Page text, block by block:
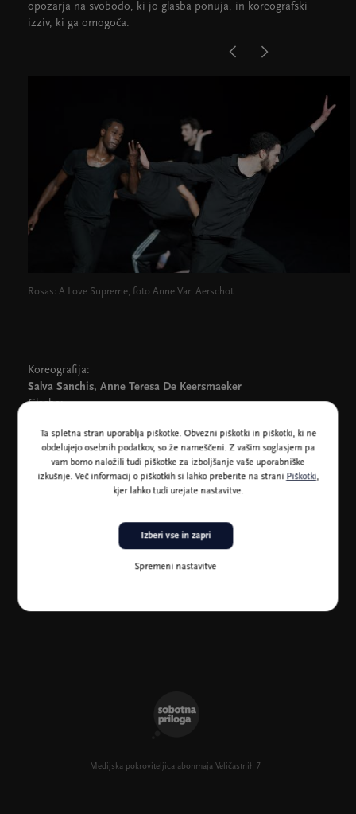
opozarja na svobodo, ki jo glasba ponuja, in koreografski
izziv, ki ga omogoča.
Rosas: A Love Supreme, foto Anne Van Aerschot
Koreografija:
Salva Sanchis, Anne Teresa De Keersmaeker
Glasba:
Plesalci:
José Paulo dos Santos, Bilal El Had / Robin Haghi, Jason
Respilieux, Thomas Vantuycom
De Munt/La Monnaie (Bruselj)
23. 2. 2017, Kaaitheater (Bruselj)
Medijska pokroviteljica abonmaja Veličastnih 7
Ta spletna stran uporablja piškotke. Obvezni piškotki in piškotki, ki ne
obdelujejo osebnih podatkov, so že nameščeni. Z vašim soglasjem pa
vam bomo naložili tudi piškotke za izboljšanje vaše uporabniške
izkušnje. Več informacij o piškotkih si lahko preberite na strani Piškotki,
kjer lahko tudi urejate nastavitve.
Spremeni nastavitve
Izberi vse in zapri